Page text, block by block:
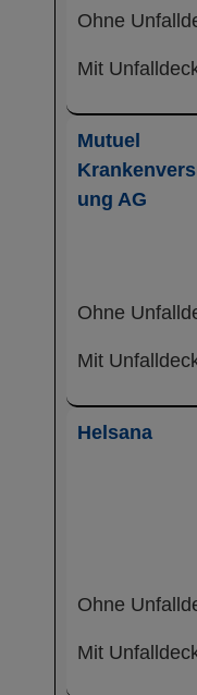
Ohne
Mit
Mutuel
ung AG
Ohne
Mit
Helsana
Ohne
Mit